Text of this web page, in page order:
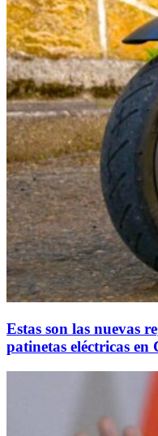
Estas son las nuevas
patinetas eléctricas en